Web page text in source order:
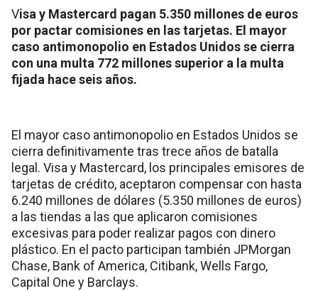
Visa y Mastercard pagan 5.350 millones de euros
por pactar comisiones en las tarjetas. El mayor
caso antimonopolio en Estados Unidos se cierra
con una multa 772 millones superior a la multa
fijada hace seis años.
El mayor caso antimonopolio en Estados Unidos se
cierra definitivamente tras trece años de batalla
legal. Visa y Mastercard, los principales emisores de
tarjetas de crédito, aceptaron compensar con hasta
6.240 millones de dólares (5.350 millones de euros)
a las tiendas a las que aplicaron comisiones
excesivas para poder realizar pagos con dinero
plástico. En el pacto participan también JPMorgan
Chase, Bank of America, Citibank, Wells Fargo,
Capital One y Barclays.